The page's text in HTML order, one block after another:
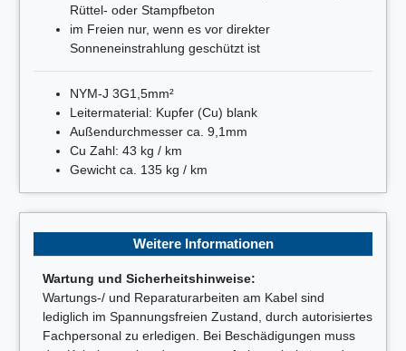
Rüttel- oder Stampfbeton
im Freien nur, wenn es vor direkter
Sonneneinstrahlung geschützt ist
NYM-J 3G1,5mm²
Leitermaterial: Kupfer (Cu) blank
Außendurchmesser ca. 9,1mm
Cu Zahl: 43 kg / km
Gewicht ca. 135 kg / km
Weitere Informationen
Wartung und Sicherheitshinweise:
Wartungs-/ und Reparaturarbeiten am Kabel sind
lediglich im Spannungsfreien Zustand, durch autorisiertes
Fachpersonal zu erledigen. Bei Beschädigungen muss